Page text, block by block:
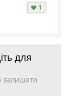
1
для
залишити